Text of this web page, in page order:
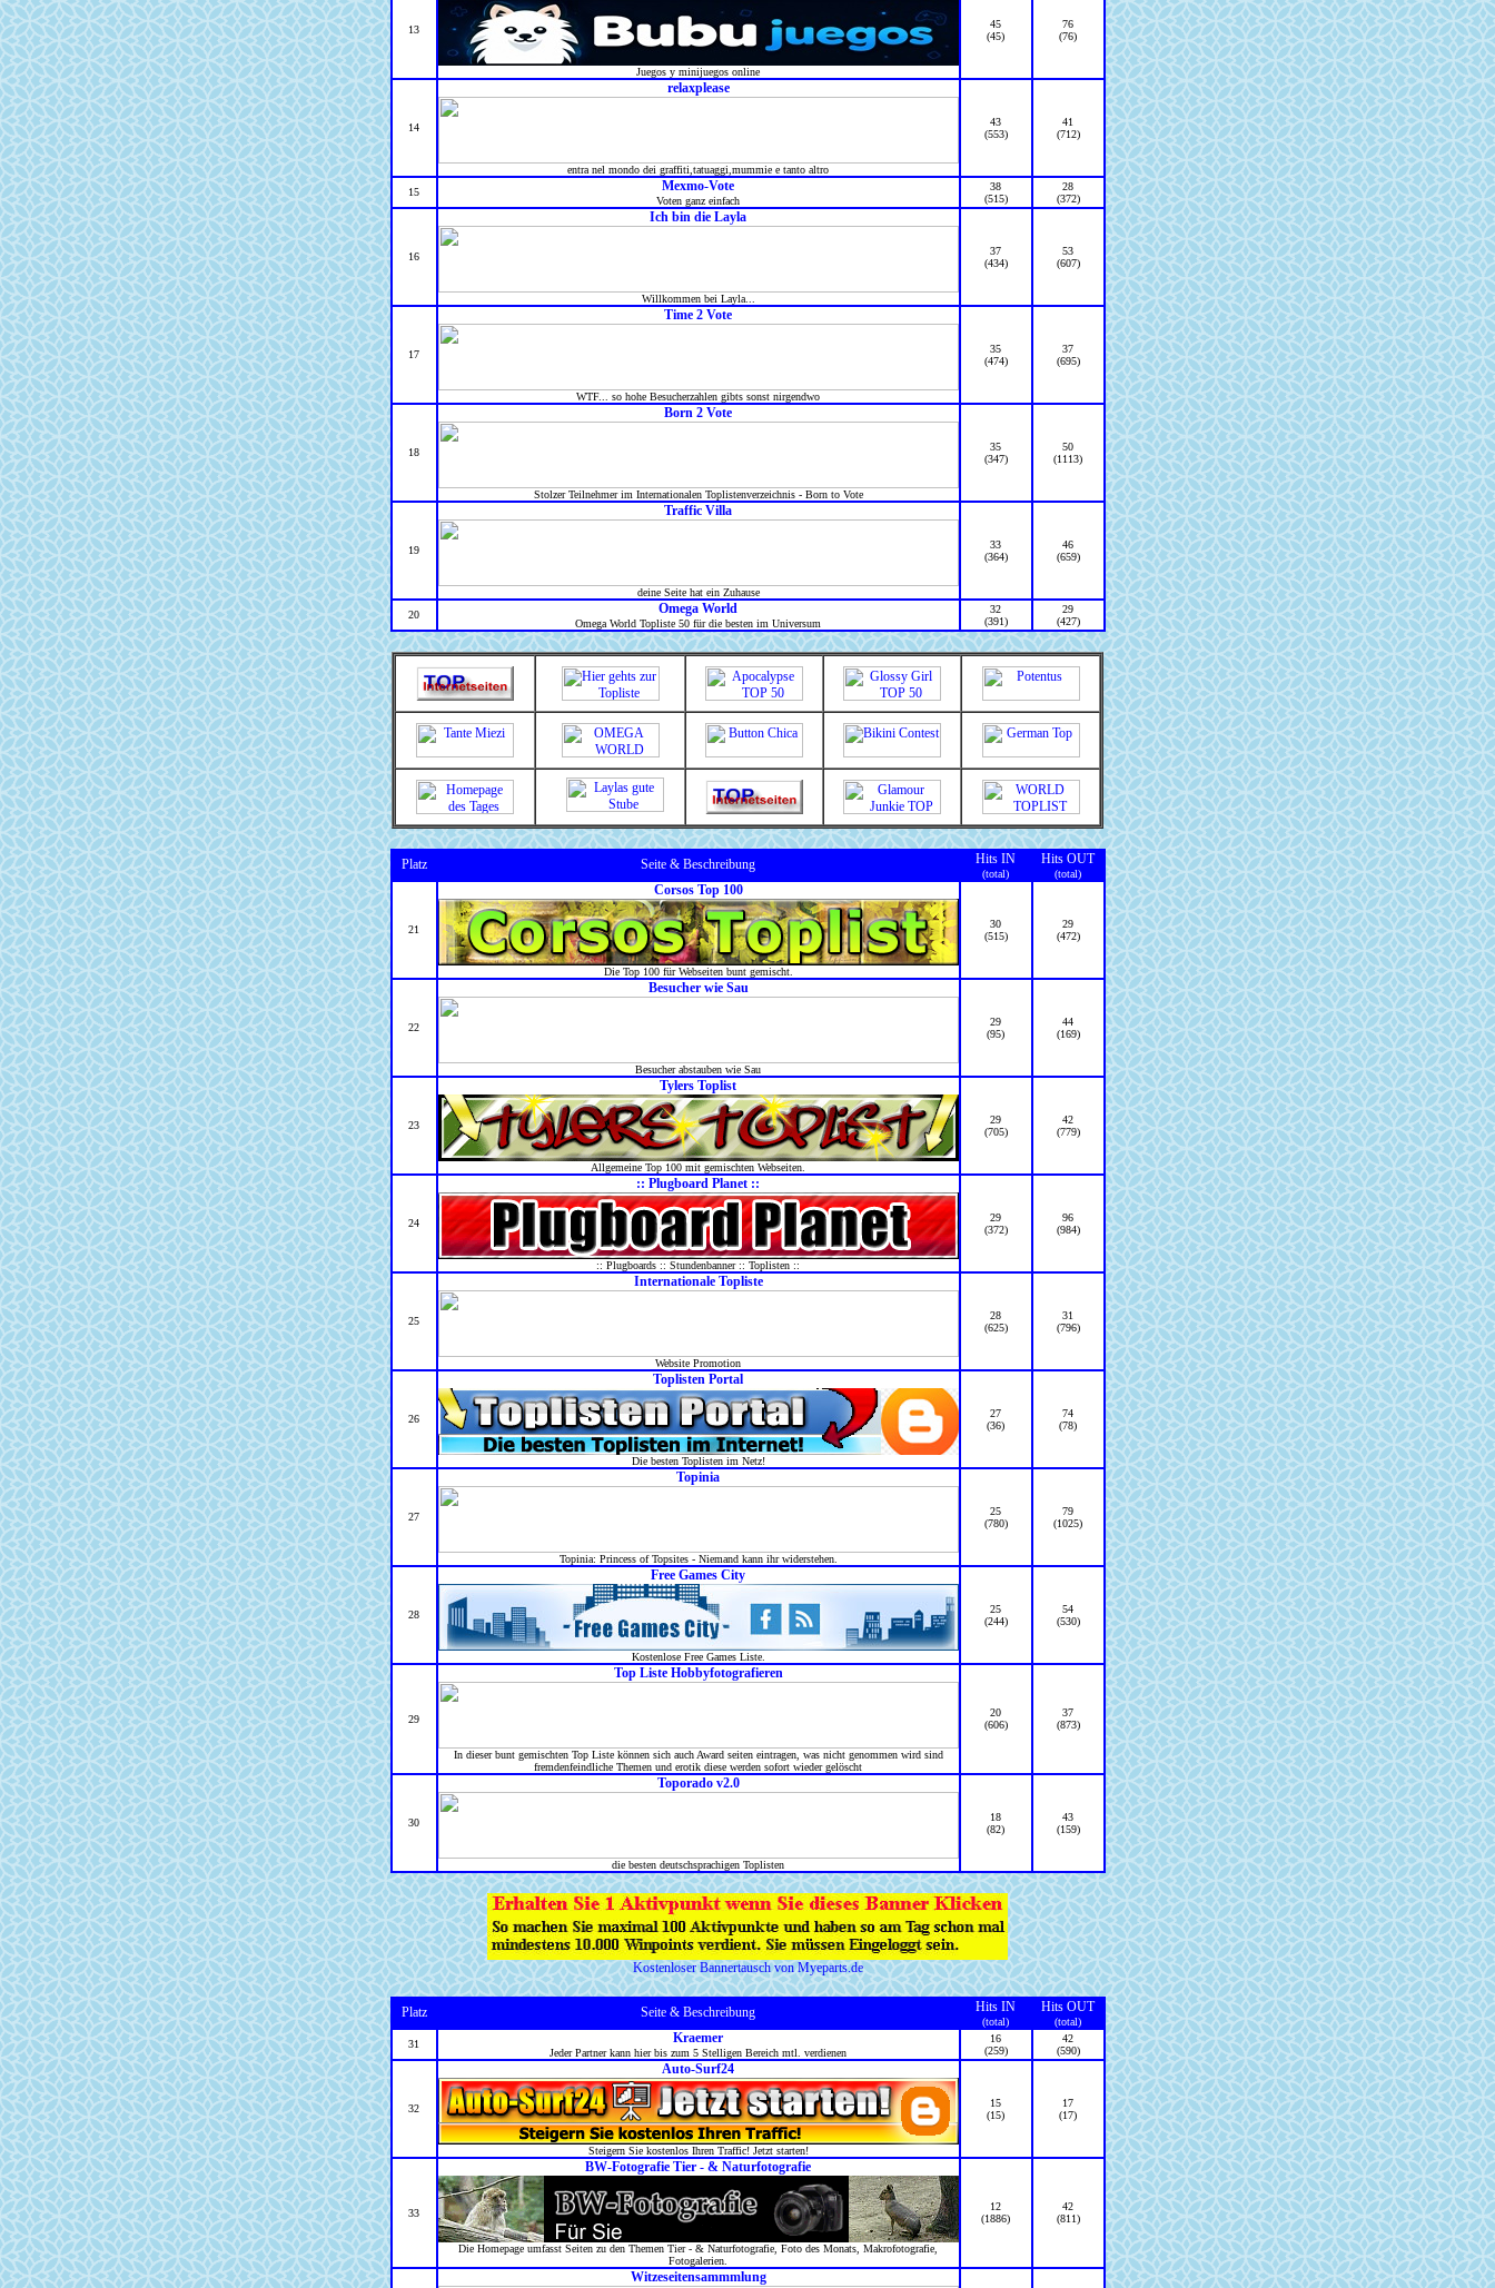
13
Juegos y minijuegos online
45
(45)
76
(76)
14
relaxplease
entra nel mondo dei graffiti,tatuaggi,mummie e tanto altro
43
(553)
41
(712)
15 Mexmo-Vote
Voten ganz einfach
38
(515)
28
(372)
16
Ich bin die Layla
Willkommen bei Layla...
37
(434)
53
(607)
17
Time 2 Vote
WTF... so hohe Besucherzahlen gibts sonst nirgendwo
35
(474)
37
(695)
18
Born 2 Vote
Stolzer Teilnehmer im Internationalen Toplistenverzeichnis - Born to Vote
35
(347)
50
(1113)
19
Traffic Villa
deine Seite hat ein Zuhause
33
(364)
46
(659)
20 Omega World
Omega World Topliste 50 für die besten im Universum
32
(391)
29
(427)
Platz Seite & Beschreibung Hits IN
(total)
Hits OUT
(total)
21
Corsos Top 100
Die Top 100 für Webseiten bunt gemischt.
30
(515)
29
(472)
22
Besucher wie Sau
Besucher abstauben wie Sau
29
(95)
44
(169)
23
Tylers Toplist
Allgemeine Top 100 mit gemischten Webseiten.
29
(705)
42
(779)
24
:: Plugboard Planet ::
:: Plugboards :: Stundenbanner :: Toplisten ::
29
(372)
96
(984)
25
Internationale Topliste
Website Promotion
28
(625)
31
(796)
26
Toplisten Portal
Die besten Toplisten im Netz!
27
(36)
74
(78)
27
Topinia
Topinia: Princess of Topsites - Niemand kann ihr widerstehen.
25
(780)
79
(1025)
28
Free Games City
Kostenlose Free Games Liste.
25
(244)
54
(530)
29
Top Liste Hobbyfotografieren
In dieser bunt gemischten Top Liste können sich auch Award seiten eintragen, was nicht genommen wird sind
fremdenfeindliche Themen und erotik diese werden sofort wieder gelöscht
20
(606)
37
(873)
30
Toporado v2.0
die besten deutschsprachigen Toplisten
18
(82)
43
(159)
Kostenloser Bannertausch von Myeparts.de
Platz Seite & Beschreibung Hits IN
(total)
Hits OUT
(total)
31
Kraemer
Jeder Partner kann hier bis zum 5 Stelligen Bereich mtl. verdienen
16
(259)
42
(590)
32
Auto-Surf24
Steigern Sie kostenlos Ihren Traffic! Jetzt starten!
15
(15)
17
(17)
33
BW-Fotografie Tier - & Naturfotografie
Die Homepage umfasst Seiten zu den Themen Tier - & Naturfotografie, Foto des Monats, Makrofotografie,
Fotogalerien.
12
(1886)
42
(811)
Witzeseitensammmlung